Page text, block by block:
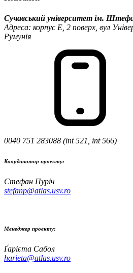
Сучавський університет ім.
Адреса: корпус Е, 2 поверх, вул
Румунія
0040 751 283088 (int 521, int 566)
Координатор проекту:
Стефан Пуріч
stefanp@atlas.usv.ro
Менеджер проекту:
Ґарієта Сабол
harieta@atlas.usv.ro